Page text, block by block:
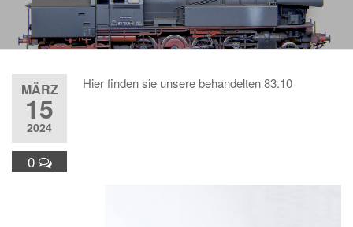
MÄRZ
15
2024
0
Hier finden sie unsere behandelten 83.10